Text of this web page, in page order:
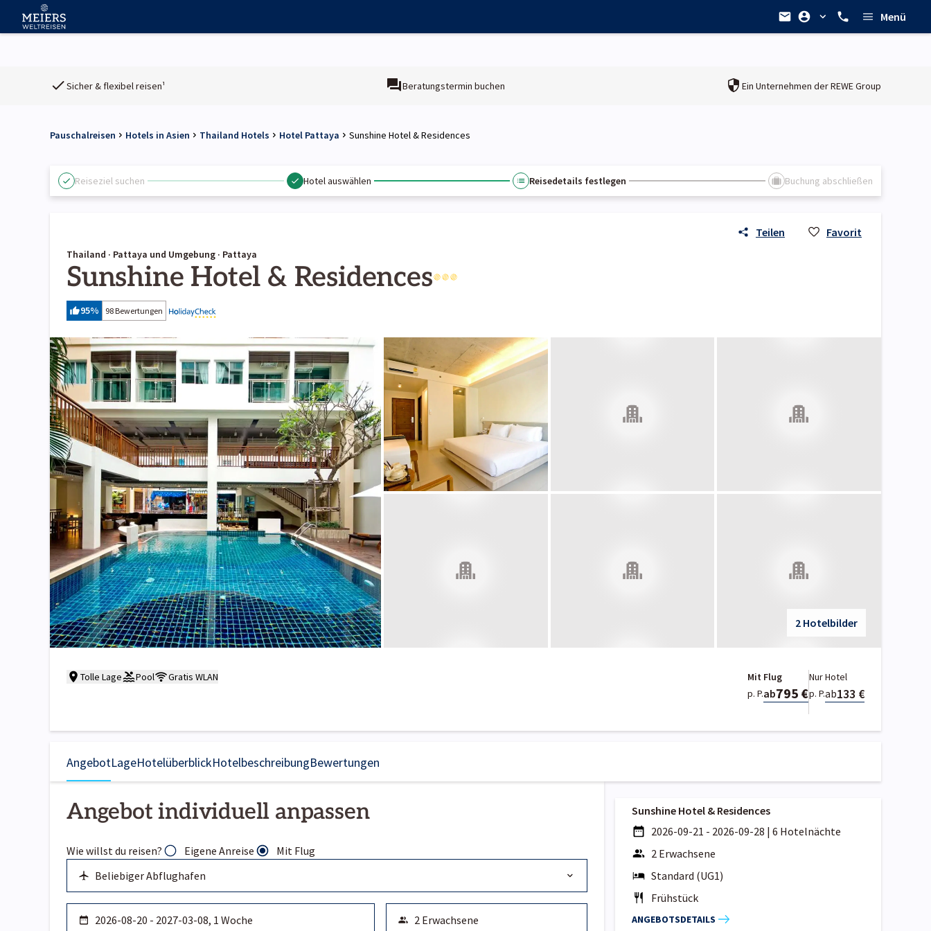
Menü
Sicher & flexibel reisen¹ Beratungstermin buchen Ein Unternehmen derREWE Group
Pauschalreisen Hotels in Asien Thailand Hotels Hotel Pattaya Sunshine Hotel & Residences
Reiseziel suchen Hotel auswählen Reisedetails festlegen Buchung abschließen
Teilen Favorit
Thailand · Pattaya und Umgebung · Pattaya
Sunshine Hotel & Residences
95% 98 Bewertungen
2 Hotelbilder
Tolle Lage Pool Gratis WLAN
Mit Flug
p. P.ab795 €
Nur Hotel
p. P.ab133 €
AngebotLageHotelüberblickHotelbeschreibungBewertungen
Angebot individuell anpassen
Wie willst du reisen? Eigene Anreise Mit Flug
Sunshine Hotel & Residences
2026-09-21 - 2026-09-28 | 6 Hotelnächte
2 Erwachsene
Standard (UG1)
Frühstück
ANGEBOTSDETAILS